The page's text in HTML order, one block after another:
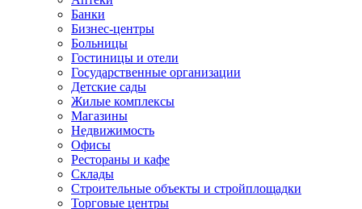
Банки
Бизнес-центры
Больницы
Гостиницы и отели
Государственные организации
Детские сады
Жилые комплексы
Магазины
Недвижимость
Офисы
Рестораны и кафе
Склады
Строительные объекты и стройплощадки
Торговые центры